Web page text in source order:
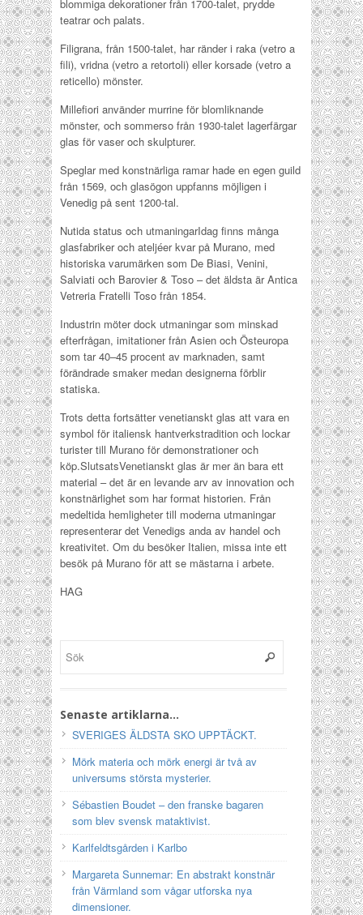
blommiga dekorationer från 1700-talet, prydde
teatrar och palats.
Filigrana, från 1500-talet, har ränder i raka (vetro a
fili), vridna (vetro a retortoli) eller korsade (vetro a
reticello) mönster.
Millefiori använder murrine för blomliknande
mönster, och sommerso från 1930-talet lagerfärgar
glas för vaser och skulpturer.
Speglar med konstnärliga ramar hade en egen guild
från 1569, och glasögon uppfanns möjligen i
Venedig på sent 1200-tal.
Nutida status och utmaningarIdag finns många
glasfabriker och ateljéer kvar på Murano, med
historiska varumärken som De Biasi, Venini,
Salviati och Barovier & Toso – det äldsta är Antica
Vetreria Fratelli Toso från 1854.
Industrin möter dock utmaningar som minskad
efterfrågan, imitationer från Asien och Östeuropa
som tar 40–45 procent av marknaden, samt
förändrade smaker medan designerna förblir
statiska.
Trots detta fortsätter venetianskt glas att vara en
symbol för italiensk hantverkstradition och lockar
turister till Murano för demonstrationer och
köp.SlutsatsVenetianskt glas är mer än bara ett
material – det är en levande arv av innovation och
konstnärlighet som har format historien. Från
medeltida hemligheter till moderna utmaningar
representerar det Venedigs anda av handel och
kreativitet. Om du besöker Italien, missa inte ett
besök på Murano för att se mästarna i arbete.
HAG
Senaste artiklarna…
SVERIGES ÄLDSTA SKO UPPTÄCKT.
Mörk materia och mörk energi är två av
universums största mysterier.
Sébastien Boudet – den franske bagaren
som blev svensk mataktivist.
Karlfeldtsgården i Karlbo
Margareta Sunnemar: En abstrakt konstnär
från Värmland som vågar utforska nya
dimensioner.